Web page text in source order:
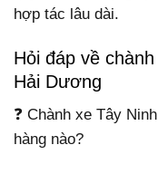
hợp tác lâu dài.
Hỏi đáp về
Hải Dương
❓ Chành xe Tây
hàng nào?